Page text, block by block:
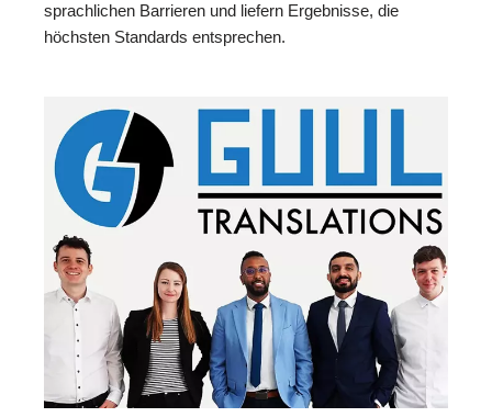
sprachlichen Barrieren und liefern Ergebnisse, die
höchsten Standards entsprechen.